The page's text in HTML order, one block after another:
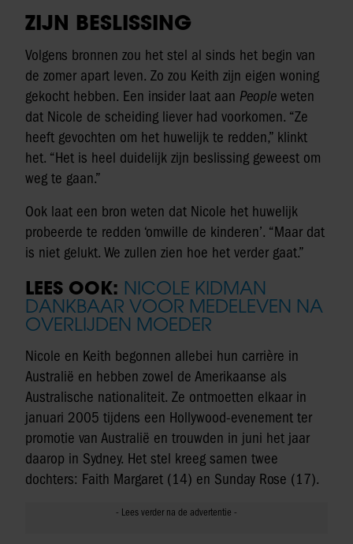
ZIJN BESLISSING
Volgens bronnen zou het stel al sinds het begin van
de zomer apart leven. Zo zou Keith zijn eigen woning
gekocht hebben. Een insider laat aan People weten
dat Nicole de scheiding liever had voorkomen. “Ze
heeft gevochten om het huwelijk te redden,” klinkt
het. “Het is heel duidelijk zijn beslissing geweest om
weg te gaan.”
Ook laat een bron weten dat Nicole het huwelijk
probeerde te redden ‘omwille de kinderen’. “Maar dat
is niet gelukt. We zullen zien hoe het verder gaat.”
LEES OOK: NICOLE KIDMAN
DANKBAAR VOOR MEDELEVEN NA
OVERLIJDEN MOEDER
Nicole en Keith begonnen allebei hun carrière in
Australië en hebben zowel de Amerikaanse als
Australische nationaliteit. Ze ontmoetten elkaar in
januari 2005 tijdens een Hollywood-evenement ter
promotie van Australië en trouwden in juni het jaar
daarop in Sydney. Het stel kreeg samen twee
dochters: Faith Margaret (14) en Sunday Rose (17).